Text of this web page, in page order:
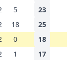
5 23
18 25
0 18
1 17